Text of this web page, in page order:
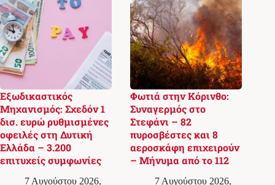
Εξωδικαστικός
Μηχανισμός: Σχεδόν 1
δισ. ευρώ ρυθμισμένες
οφειλές στη Δυτική
Ελλάδα – 3.200
επιτυχείς συμφωνίες
7 Αυγούστου 2026,
Φωτιά στην Κόρινθο:
Συναγερμός στο
Στεφάνι – 82
πυροσβέστες και 8
αεροσκάφη επιχειρούν
– Μήνυμα από το 112
7 Αυγούστου 2026,